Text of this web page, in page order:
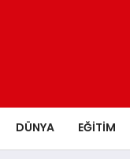
DÜNYA EĞITIM